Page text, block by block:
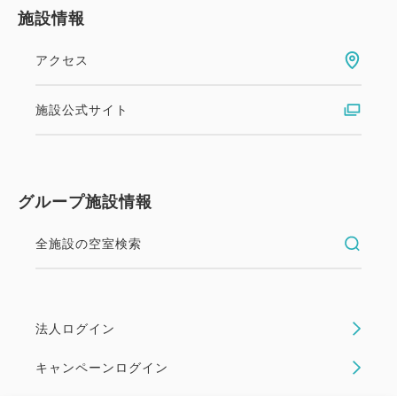
施設情報
アクセス
施設公式サイト
グループ施設情報
全施設の空室検索
法人ログイン
キャンペーンログイン